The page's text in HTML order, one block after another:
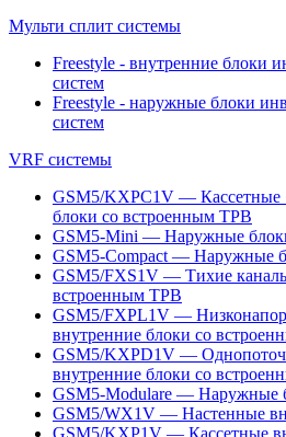
Мульти сплит системы
Freestyle - внутренние блоки
систем
Freestyle - наружные блоки
систем
VRF системы
GSM5/KXPC1V — Кассетные
блоки со встроенным ТРВ
GSM5-Mini — Наружные
GSM5-Compact — Наружные
GSM5/FXS1V — Тихие
встроенным ТРВ
GSM5/FXPL1V —
внутренние блоки со
GSM5/KXPD1V —
внутренние блоки со
GSM5-Modulare — Наружные
GSM5/WX1V — Настенные